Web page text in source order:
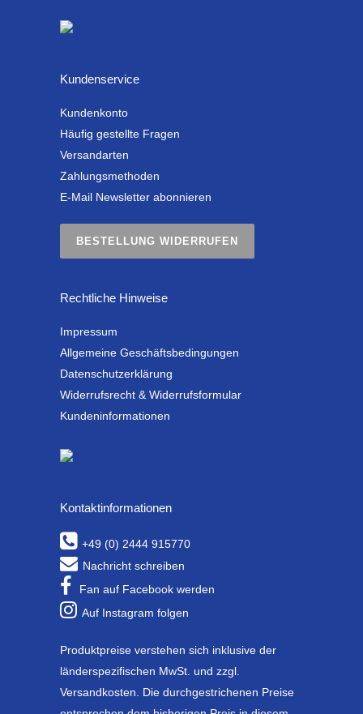
Kundenservice
Kundenkonto
Häufig gestellte Fragen
Versandarten
Zahlungsmethoden
E-Mail Newsletter abonnieren
BESTELLUNG WIDERRUFEN
Rechtliche Hinweise
Impressum
Allgemeine Geschäftsbedingungen
Datenschutzerklärung
Widerrufsrecht & Widerrufsformular
Kundeninformationen
Kontaktinformationen
+49 (0) 2444 915770
Nachricht schreiben
Fan auf Facebook werden
Auf Instagram folgen
Produktpreise verstehen sich inklusive der
länderspezifischen MwSt. und zzgl.
Versandkosten. Die durchgestrichenen Preise